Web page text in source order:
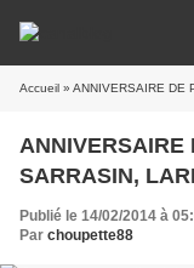
Accueil » ANNIVERSAIRE DE
ANNIVERSAIRE
SARRASIN,
Publié le 14/02/2014 à
Par choupette88